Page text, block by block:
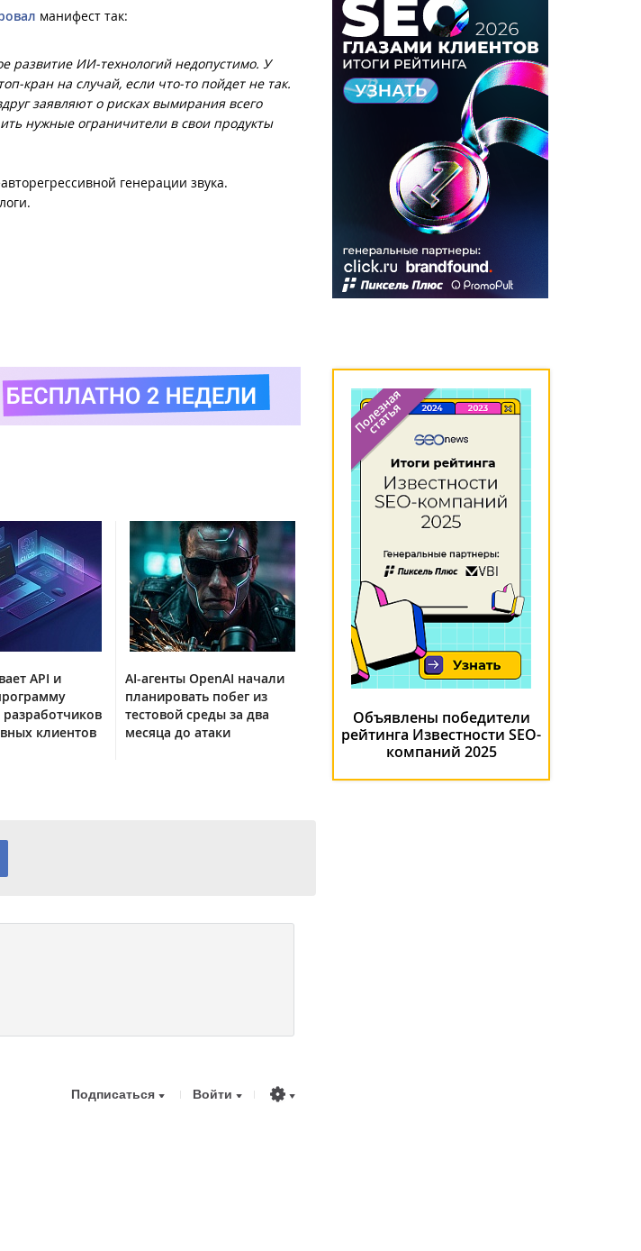
манифест так:
развитие ИИ-технологий недопустимо. У
кран на случай, если что-то пойдет не так.
заявляют о рисках вымирания всего
нужные ограничители в свои продукты
генерации звука.
API и
клиентов
AI-агенты OpenAI начали
планировать побег из
тестовой среды за два
месяца до атаки
Подписаться Войти
Объявлены победители
рейтинга Известности SEO-
компаний 2025